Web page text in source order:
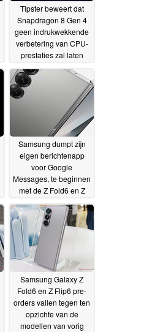
Tipster beweert dat
Snapdragon 8 Gen 4
geen indrukwekkende
verbetering van CPU-
prestaties zal laten
zijn voorganger
29-07-
Samsung dumpt zijn
eigen berichtenapp
voor Google
Messages, te beginnen
met de Z Fold6 en Z
22-07-2024
Samsung Galaxy Z
Fold6 en Z Flip6 pre-
orders vallen tegen ten
opzichte van de
modellen van vorig